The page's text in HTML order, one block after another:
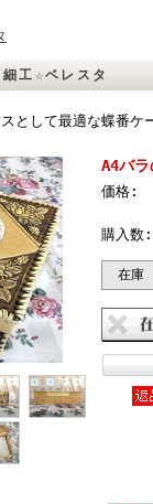
工☆ベレスタ
として最適な蝶番ケ
A4バ
価格:
購入数:
在庫